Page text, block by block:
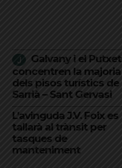
Galvany i el Putxet
concentren la majoria
dels pisos turístics de
Sarrià – Sant Gervasi
L’avinguda J.V. Foix es
tallarà al trànsit per
tasques de
manteniment